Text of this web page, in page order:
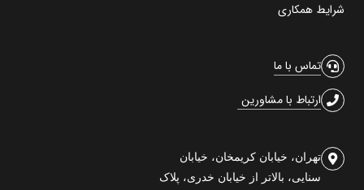
شرایط همکاری
تماس با ما
ارتباط با مشاورین
تهران، خیابان کریمخان، خیابان
سنایی، بالاتر از خیابان خدری، پلاک